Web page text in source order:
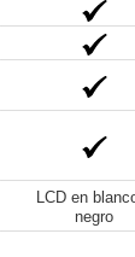
LCD en
negro